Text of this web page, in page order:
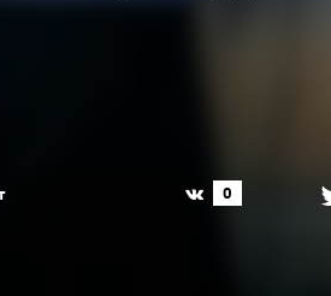
0